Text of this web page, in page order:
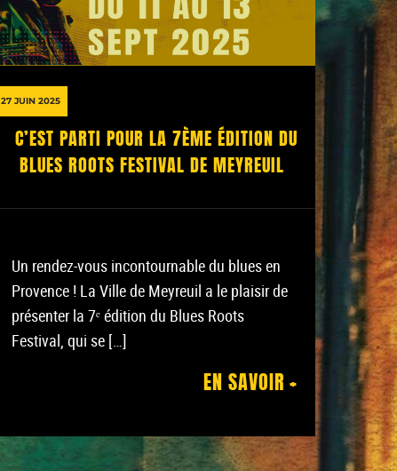
27 JUIN 2025
C’EST PARTI POUR LA 7ÈME ÉDITION DU
BLUES ROOTS FESTIVAL DE MEYREUIL
Un rendez-vous incontournable du blues en
Provence ! La Ville de Meyreuil a le plaisir de
présenter la 7ᵉ édition du Blues Roots
Festival, qui se […]
EN SAVOIR +